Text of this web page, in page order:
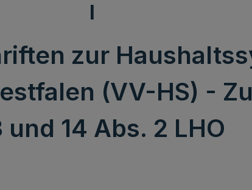
I
zur
(VV-HS) -
und 14 Abs. 2 LHO